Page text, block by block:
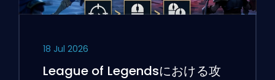
18 Jul 2026
League of Legendsにおける攻